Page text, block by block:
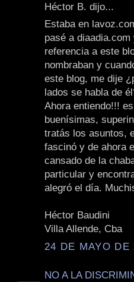
Héctor B. dijo...
Estaba en
pasé a
referencia a este
nombraban y
este blog, me dije
lados se habla de
Ahora entiendo!!!
buenísimas,
tratás los asuntos,
fascinó y de ahora
cansado de la
particular y
alegró el día.
Héctor Baudini
Villa Allende, Cba
24 DE MAYO DE
NO A LA